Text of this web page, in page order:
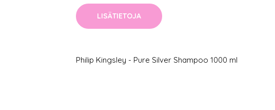
LISÄTIETOJA
Philip Kingsley - Pure Silver Shampoo 1000 ml